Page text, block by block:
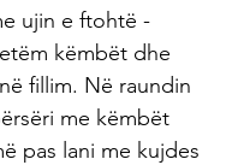
ujin e ftohtë -
këmbët dhe
fillim. Në raundin
me këmbët
pas lani me kujdes